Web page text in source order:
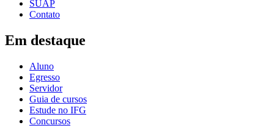
SUAP
Contato
Em destaque
Aluno
Egresso
Servidor
Guia de cursos
Estude no IFG
Concursos